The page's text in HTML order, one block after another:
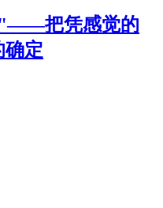
"——把凭感觉的
确定